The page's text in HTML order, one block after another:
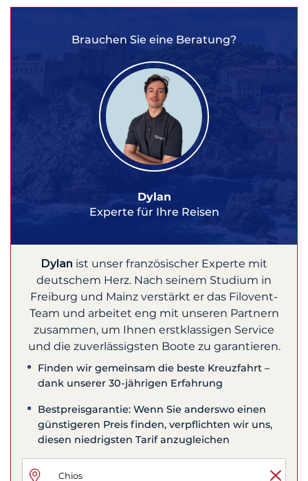
Brauchen Sie eine Beratung?
Dylan
Experte für Ihre Reisen
Dylan ist unser französischer Experte mit
deutschem Herz. Nach seinem Studium in
Freiburg und Mainz verstärkt er das Filovent-
Team und arbeitet eng mit unseren Partnern
zusammen, um Ihnen erstklassigen Service
und die zuverlässigsten Boote zu garantieren.
Finden wir gemeinsam die beste Kreuzfahrt –
dank unserer 30-jährigen Erfahrung
Bestpreisgarantie: Wenn Sie anderswo einen
günstigeren Preis finden, verpflichten wir uns,
diesen niedrigsten Tarif anzugleichen